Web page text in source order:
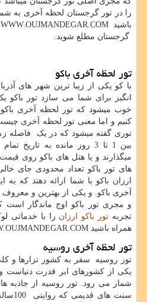
را در تور گرجستان لحظه آخری به شما
گرجستان مطلع شوید.
تور لحظه آخری باکو
با کو یکی از زیبا ترین شهر های
انگیز برای شما می سازد تور
خوب میشود که تور لحظه آخری باکو
کنیم و اما معنی تور لحظه آخری
توری گفته میشود که در یک فاصله
بین 1 تا 3 روز مانده به
میگذارند و یا هتل های باکو روی
های تور باکو تعداد محدودی جای
ارزان باکو با شما ارائه دهند که
آخری باکو. و یکی از بهترین و معروف
و مجری تور باکو اوج ماندگار است
تجربه تور باکو ارزان را با خدماتی
همراه باشید
تور لحظه آخری روسیه
تور روسیه سفر به کشور تزارها و
یکی از کشورهای ابر قدرت دنیاست
شمار می رود. تور روسیه از جاذبه
سنت های قدیمی که روایتی
100